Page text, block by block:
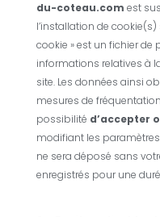
du-coteau.com est
l’installation de cookie(s)
cookie » est un fichier de
informations relatives à
site. Les données ainsi
mesures de
possibilité d’accepter
modifiant les
ne sera déposé sans
enregistrés pour une